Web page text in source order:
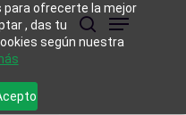
para ofrecerte la mejor
, das tu
según nuestra
buscar
Menu